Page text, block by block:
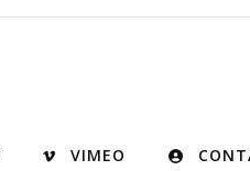
VIMEO